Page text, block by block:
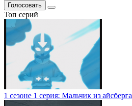
Голосовать
Топ серий
1 сезоне 1 серия: Мальчик из айсберга